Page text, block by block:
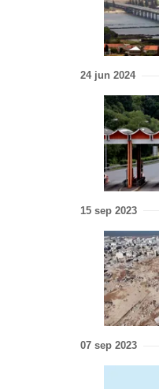
24 jun 2024
15 sep 2023
07 sep 2023